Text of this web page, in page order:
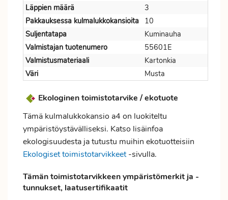
Läppien määrä
3
Pakkauksessa kulmalukkokansioita 10
Suljentatapa
Kuminauha
Valmistajan tuotenumero
55601E
Valmistusmateriaali
Kartonkia
Väri
Musta
Ekologinen toimistotarvike / ekotuote
Tämä kulmalukkokansio a4 on luokiteltu
ympäristöystävälliseksi. Katso lisäinfoa
ekologisuudesta ja tutustu muihin ekotuotteisiin
Ekologiset toimistotarvikkeet-sivulla.
Tämän toimistotarvikkeen ympäristömerkit ja -
tunnukset, laatusertifikaatit